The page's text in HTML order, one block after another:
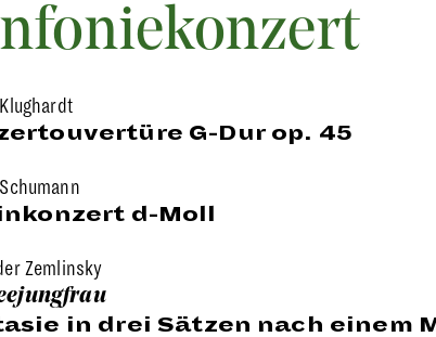
G-Dur op. 45
d-Moll
Zemlinsky
in drei Sätzen nach einem